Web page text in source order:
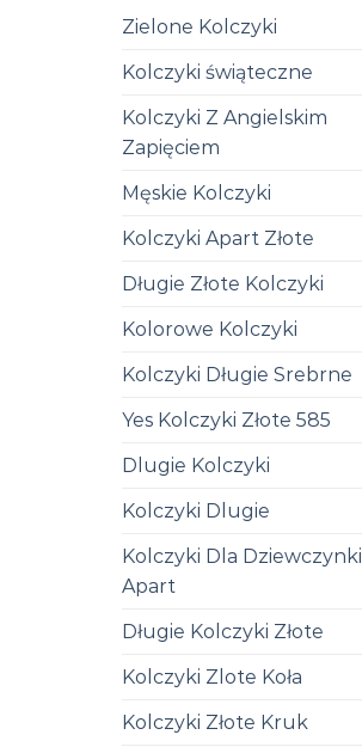
Zielone Kolczyki
Kolczyki świąteczne
Kolczyki Z Angielskim
Zapięciem
Męskie Kolczyki
Kolczyki Apart Złote
Długie Złote Kolczyki
Kolorowe Kolczyki
Kolczyki Długie Srebrne
Yes Kolczyki Złote 585
Dlugie Kolczyki
Kolczyki Dlugie
Kolczyki Dla Dziewczynki
Apart
Długie Kolczyki Złote
Kolczyki Zlote Koła
Kolczyki Złote Kruk